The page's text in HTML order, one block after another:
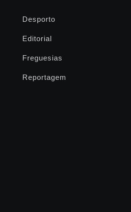
Desporto
Editorial
Freguesias
Reportagem